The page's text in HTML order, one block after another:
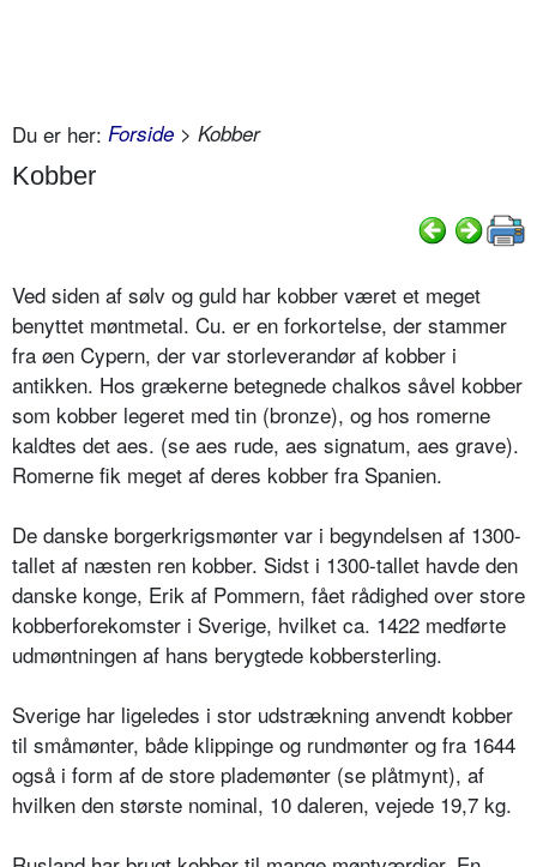
Du er her: Forside > Kobber
Kobber
Ved siden af sølv og guld har kobber været et meget
benyttet møntmetal. Cu. er en forkortelse, der stammer
fra øen Cypern, der var storleverandør af kobber i
antikken. Hos grækerne betegnede chalkos såvel kobber
som kobber legeret med tin (bronze), og hos romerne
kaldtes det aes. (se aes rude, aes signatum, aes grave).
Romerne fik meget af deres kobber fra Spanien.
De danske borgerkrigsmønter var i begyndelsen af 1300-
tallet af næsten ren kobber. Sidst i 1300-tallet havde den
danske konge, Erik af Pommern, fået rådighed over store
kobberforekomster i Sverige, hvilket ca. 1422 medførte
udmøntningen af hans berygtede kobbersterling.
Sverige har ligeledes i stor udstrækning anvendt kobber
til småmønter, både klippinge og rundmønter og fra 1644
også i form af de store plademønter (se plåtmynt), af
hvilken den største nominal, 10 daleren, vejede 19,7 kg.